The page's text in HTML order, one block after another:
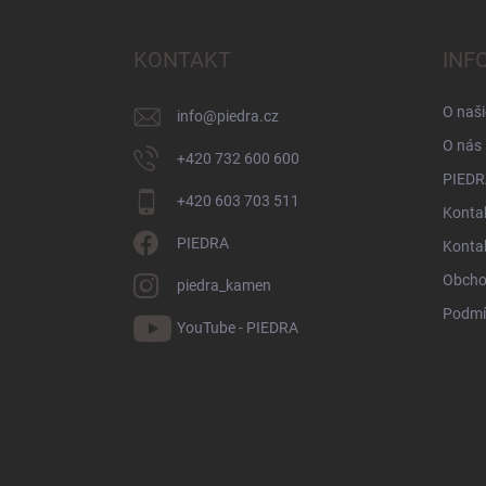
KONTAKT
info@piedra.cz
+420 732 600 600
+420 603 703 511
PIEDRA
piedra_kamen
YouTube - PIEDRA
O
O nás